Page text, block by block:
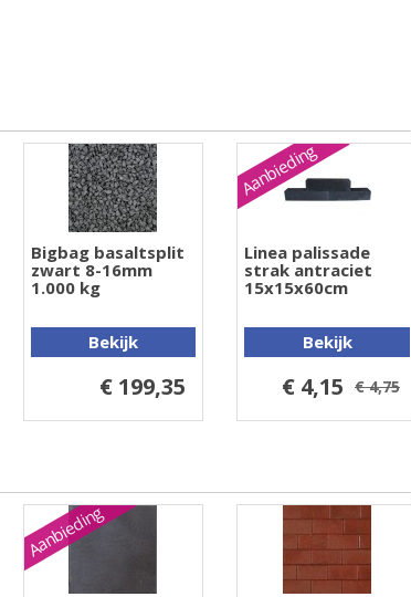
Bigbag basaltsplit
zwart 8-16mm
1.000 kg
Bekijk
€ 199,35
Aanbieding
Linea palissade
strak antraciet
15x15x60cm
Bekijk
€ 4,15 € 4,75
Aanbieding